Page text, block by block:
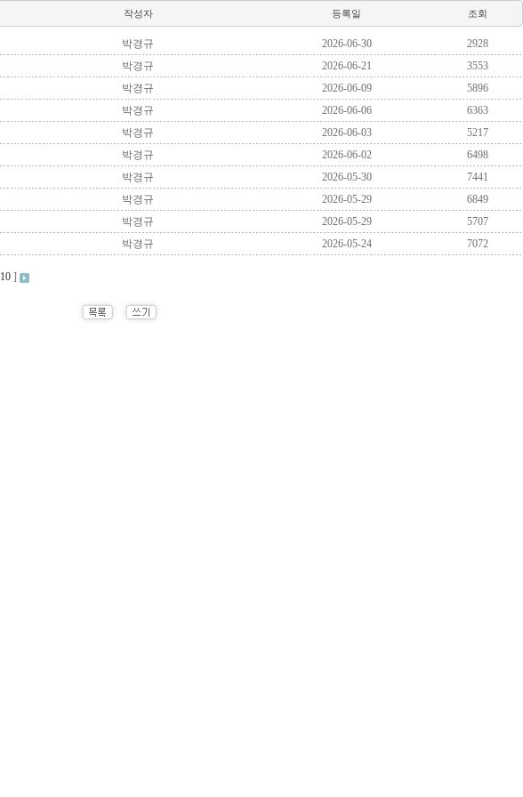
작성자 등록일 조회
박경규 2026-06-30
2928
박경규 2026-06-21
3553
박경규 2026-06-09
5896
박경규 2026-06-06
6363
박경규 2026-06-03
5217
박경규 2026-06-02
6498
박경규 2026-05-30
7441
박경규 2026-05-29
6849
박경규 2026-05-29
5707
박경규 2026-05-24 7072
10]